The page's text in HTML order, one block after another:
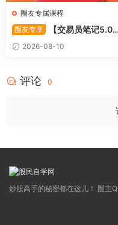
圈友专属课程
圈友专享
【交易员笔记5.0
高级交易员核心知识笔记 交易
员监管手册 共87页 1PDF文件
2026-08-10
评论 0
炒股高手的秘密都在这儿！ 圈主